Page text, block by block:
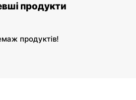
продукти
продуктів!